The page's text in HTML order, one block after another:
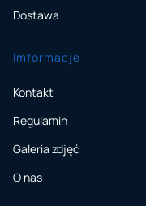
Dostawa
Imformacje
Kontakt
Regulamin
Galeria zdjęć
O nas